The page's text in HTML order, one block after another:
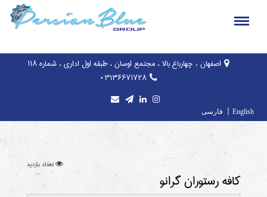
اصفهان ، چهارباغ بالا ، مجتمع اوسان ، طبقه اول اداری ، شماره ۱۱۸
۰۳۱۳۶۶۷۱۷۲۸
فارسی English
تعداد بازدید
کافه رستوران گرانو